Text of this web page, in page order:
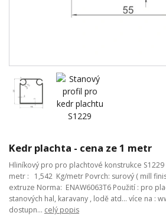
Kedr plachta - cena ze 1 metr
Hliníkový pro pro plachtové konstrukce
metr : 1,542 Kg/metr Povrch: surový ( mill
extruze Norma: ENAW6063T6 Použití : pro
stanových hal, karavany , lodě atd... více na :
dostupn... celý popis